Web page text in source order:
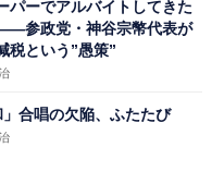
パーでアルバイトしてきた
参政党・神谷宗幣代表が
税という”愚策”
合唱の欠陥、ふたたび